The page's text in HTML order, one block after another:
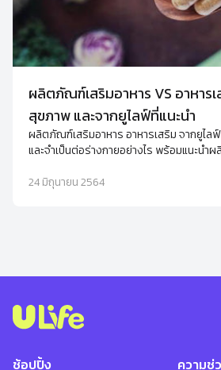
ผลิตภัณฑ์เสริมอาหาร VS อาหาร
สุขภาพ และจากยูไลฟ์ที่แนะนำ
ผลิตภัณฑ์เสริมอาหาร อาหารเสริม จากยูไล
และจำเป็นต่อร่างกายอย่างไร พร้อมแนะนำ
24 มิถุนายน 2564
ช้อปปิ้ง ความช่